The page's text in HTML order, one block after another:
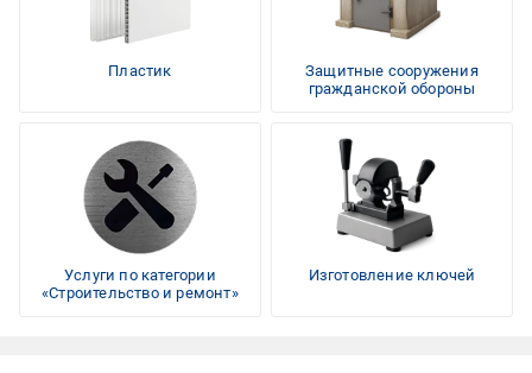
Пластик
Защитные сооружения
гражданской обороны
Услуги по категории
«Строительство и ремонт»
Изготовление ключей